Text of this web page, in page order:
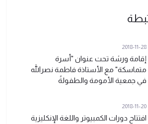
2018-11-28
إقامة ورشة تحت عنوان "أسرة
متماسكة" مع الأستاذة فاطمة نصرالله
في جمعية الأمومة والطفولةً
2018-11-20
افتتاح دورات الكمبيوتر واللغة الإنكليزية